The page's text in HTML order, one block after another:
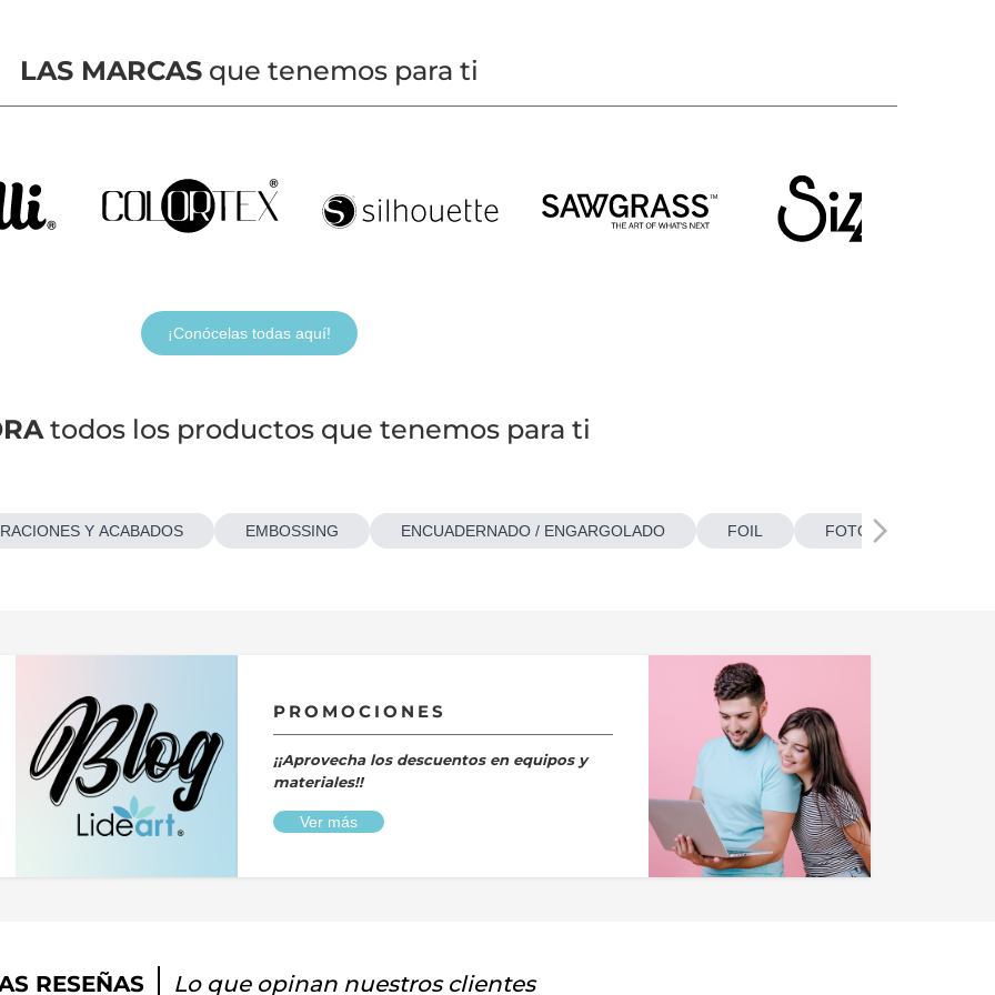
LAS MARCASque tenemos para ti
¡Conócelas todas aquí!
todos los productos que tenemos para ti
Y ACABADOS EMBOSSING ENCUADERNADO / ENGARGOLADO FOIL FOTOBOTONES
PROMOCIONES
¡¡Aprovecha los descuentos en equipos y
materiales!!
Ver más
RESEÑAS Lo que opinan nuestros clientes